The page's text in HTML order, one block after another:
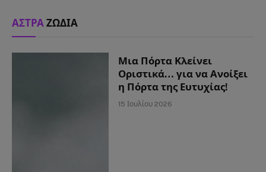
ΑΣΤΡΑ ΖΩΔΙΑ
Μια Πόρτα Κλείνει
Οριστικά… για να Ανοίξει
η Πόρτα της Ευτυχίας!
15 Ιουλίου 2026